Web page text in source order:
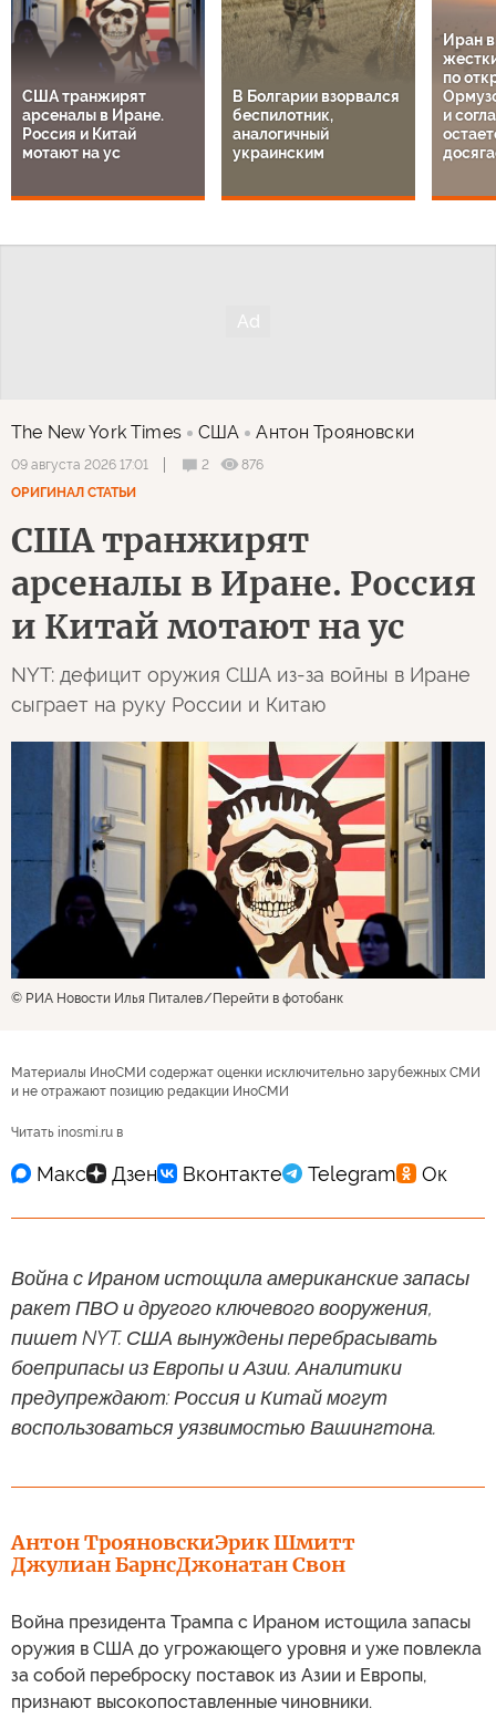
США транжирят
арсеналы в Иране.
Россия и Китай
мотают на ус
В Болгарии взорвался
беспилотник,
аналогичный
украинским
Иран
по
и
The New York Times США Антон Трояновски
09 августа 2026 17:01 2
876
ОРИГИНАЛ СТАТЬИ
США транжирят
арсеналы в Иране. Россия
и Китай мотают на ус
NYT: дефицит оружия США из-за войны в Иране
сыграет на руку России и Китаю
© РИА Новости Илья Питалев Перейти в фотобанк
Материалы ИноСМИ содержат оценки исключительно зарубежных СМИ
и не отражают позицию редакции ИноСМИ
Читать inosmi.ru в
Война с Ираном истощила американские запасы
ракет ПВО и другого ключевого вооружения,
пишет NYT. США вынуждены перебрасывать
боеприпасы из Европы и Азии. Аналитики
предупреждают: Россия и Китай могут
воспользоваться уязвимостью Вашингтона.
Антон ТрояновскиЭрик Шмитт
Джулиан БарнсДжонатан Свон
Война президента Трампа с Ираном истощила запасы
оружия в США до угрожающего уровня и уже повлекла
за собой переброску поставок из Азии и Европы,
признают высокопоставленные чиновники.